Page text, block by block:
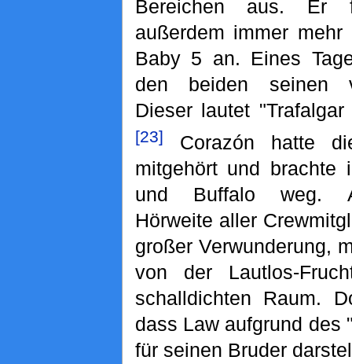
Bereichen aus. Er
außerdem immer
Baby 5 an. Eines
den beiden seinen
Dieser lautet
[23]
Corazón hatte
mitgehört und brachte
und Buffalo weg.
Hörweite aller
großer Verwunderung,
von der Lautlos-
schalldichten Raum.
dass Law aufgrund des
für seinen Bruder